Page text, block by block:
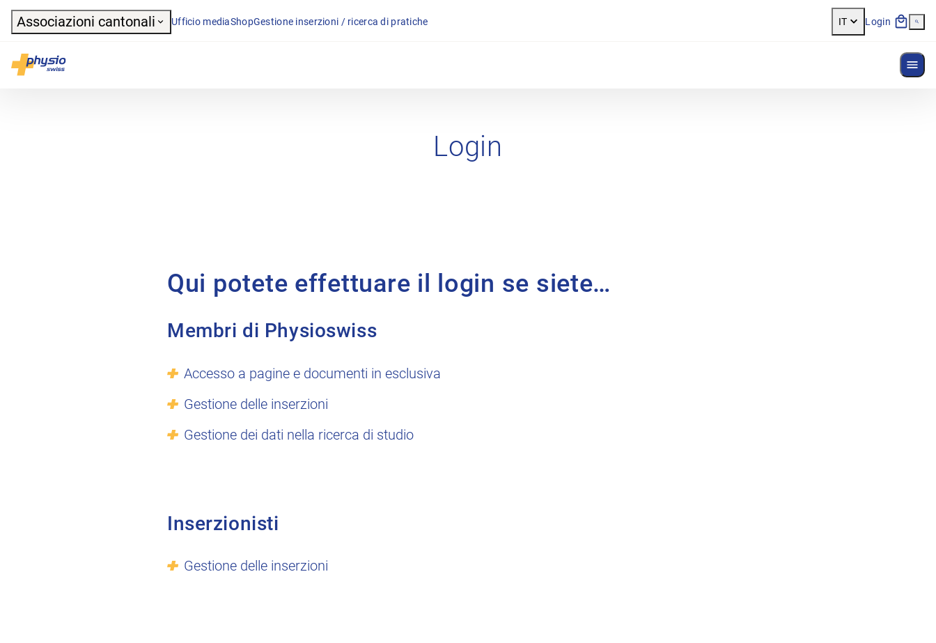
Header
Associazioni cantonali Ufficio mediaShopGestione inserzioni / ricerca di pratiche IT Login
Physioswiss
Navigazione principale
Login
Qui potete effettuare il login se siete…
Membri di Physioswiss
Accesso a pagine e documenti in esclusiva
Gestione delle inserzioni
Gestione dei dati nella ricerca di studio
Inserzionisti
Gestione delle inserzioni